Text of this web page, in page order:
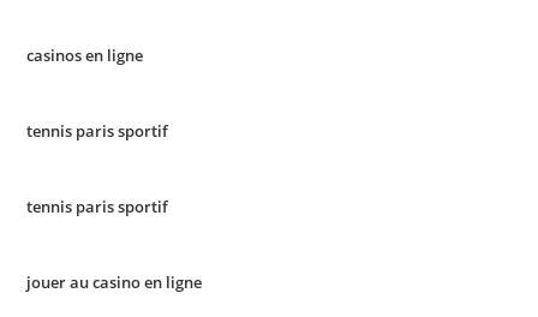
casinos en ligne
tennis paris sportif
tennis paris sportif
jouer au casino en ligne